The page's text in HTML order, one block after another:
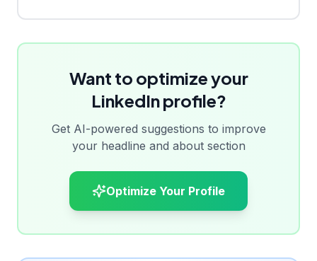
Want to optimize your
LinkedIn profile?
Get AI-powered suggestions to improve
your headline and about section
Optimize Your Profile